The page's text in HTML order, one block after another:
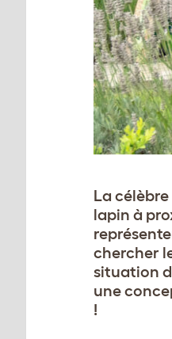
La
lapin à
chercher
situation
une
!